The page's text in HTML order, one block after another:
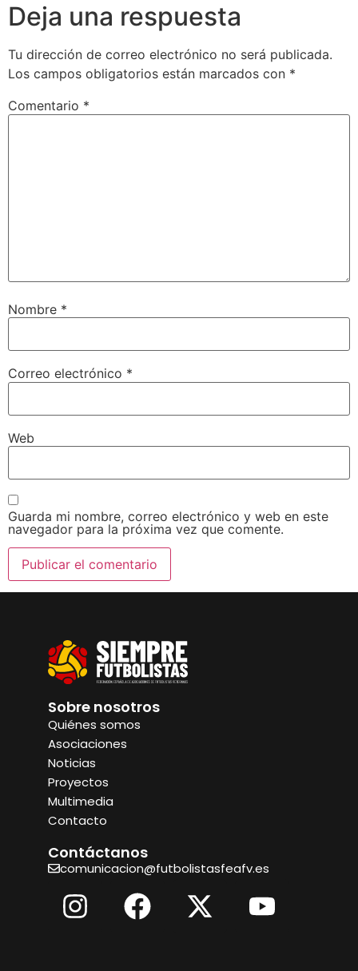
Deja una respuesta
Tu dirección de correo electrónico no será publicada.
Los campos obligatorios están marcados con *
Comentario *
Nombre *
Correo electrónico *
Web
Guarda mi nombre, correo electrónico y web en este
navegador para la próxima vez que comente.
Sobre nosotros
Quiénes somos
Asociaciones
Noticias
Proyectos
Multimedia
Contacto
Contáctanos
comunicacion@futbolistasfeafv.es